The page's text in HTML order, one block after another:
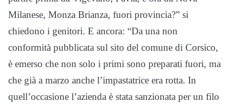
Milanese, Monza Brianza, fuori provincia?” si
chiedono i genitori. E ancora: “Da una non
conformità pubblicata sul sito del comune di Corsico,
è emerso che non solo i primi sono preparati fuori, ma
che già a marzo anche l’impastatrice era rotta. In
quell’occasione l’azienda è stata sanzionata per un filo